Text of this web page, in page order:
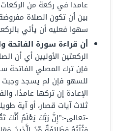
عامدا في ركعة من
بين أن تكون الصلاة
سهوا فعليه أن يأتي
أن قراءة سورة الفاتحة
الركعتين الأوليين أي أن
فإن ترك المصلي الفاتحة
للسهو فإن لم يسجد وجبت
الإعادة إن تركها عامدًا،
ثلاث آيات قصار، أو آية
-تعالى-:”إِنَّ رَبَّكَ يَعْلَمُ أَنَّكَ